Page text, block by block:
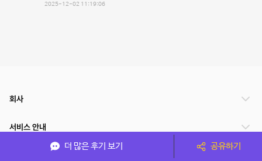
2025-12-02 11:19:06
더 많은 후기 보기 공유하기
회사
서비스 안내